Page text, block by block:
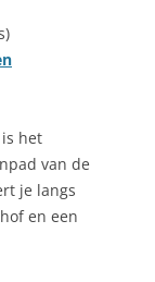
is het
van de
je langs
en een